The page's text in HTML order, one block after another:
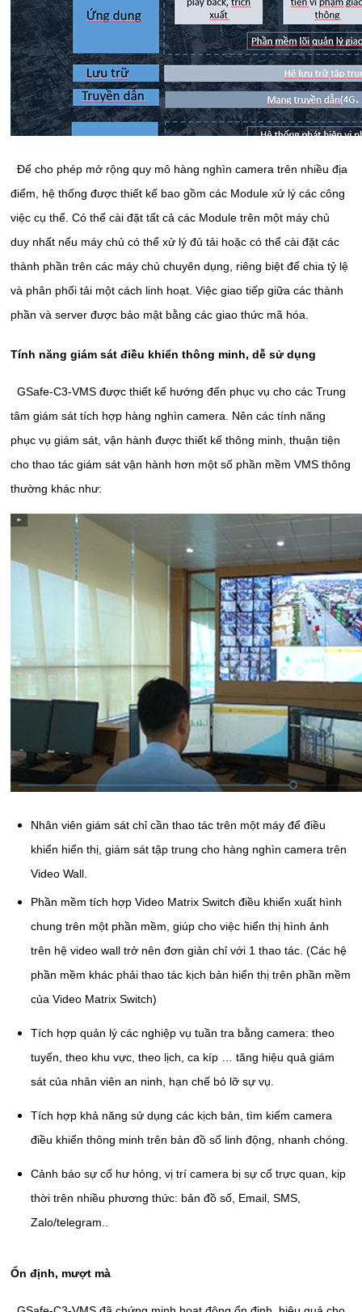
Để cho phép mở rộng quy mô hàng nghìn camera trên nhiều địa
điểm, hệ thống được thiết kế bao gồm các Module xử lý các công
việc cụ thể. Có thể cài đặt tất cả các Module trên một máy chủ
duy nhất nếu máy chủ có thể xử lý đủ tải hoặc có thể cài đặt các
thành phần trên các máy chủ chuyên dụng, riêng biệt để chia tỷ lệ
và phân phối tải một cách linh hoạt. Việc giao tiếp giữa các thành
phần và server được bảo mật bằng các giao thức mã hóa.
Tính năng giám sát điều khiển thông minh, dễ sử dụng
GSafe-C3-VMS được thiết kế hướng đến phục vụ cho các Trung
tâm giám sát tích hợp hàng nghìn camera. Nên các tính năng
phục vụ giám sát, vận hành được thiết kế thông minh, thuận tiện
cho thao tác giám sát vận hành hơn một số phần mềm VMS thông
thường khác như:
Nhân viên giám sát chỉ cần thao tác trên một máy để điều
khiển hiển thị, giám sát tập trung cho hàng nghìn camera trên
Video Wall.
Phần mềm tích hợp Video Matrix Switch điều khiển xuất hình
chung trên một phần mềm, giúp cho việc hiển thị hình ảnh
trên hệ video wall trở nên đơn giản chỉ với 1 thao tác. (Các hệ
phần mềm khác phải thao tác kịch bản hiển thị trên phần mềm
của Video Matrix Switch)
Tích hợp quản lý các nghiệp vụ tuần tra bằng camera: theo
tuyến, theo khu vực, theo lịch, ca kíp … tăng hiệu quả giám
sát của nhân viên an ninh, hạn chế bỏ lỡ sự vụ.
Tích hợp khả năng sử dụng các kịch bản, tìm kiếm camera
điều khiển thông minh trên bản đồ số linh động, nhanh chóng.
Cảnh báo sự cố hư hỏng, vị trí camera bị sự cố trực quan, kịp
thời trên nhiều phương thức: bản đồ số, Email, SMS,
Zalo/telegram..
Ổn định, mượt mà